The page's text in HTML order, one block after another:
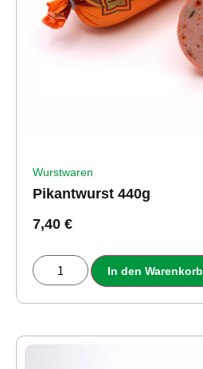
Wurstwaren
Pikantwurst 440g
7,40 €
In den Warenkorb